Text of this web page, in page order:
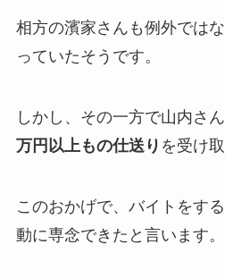
相方の濱家さんも例外では
っていたそうです。
しかし、その一方で山内さん
万円以上もの仕送り を受け
このおかげで、バイトをす
動に専念できたと言います。